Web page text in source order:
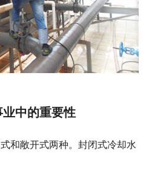
中的重要性
敞开式两种。封闭式冷却水